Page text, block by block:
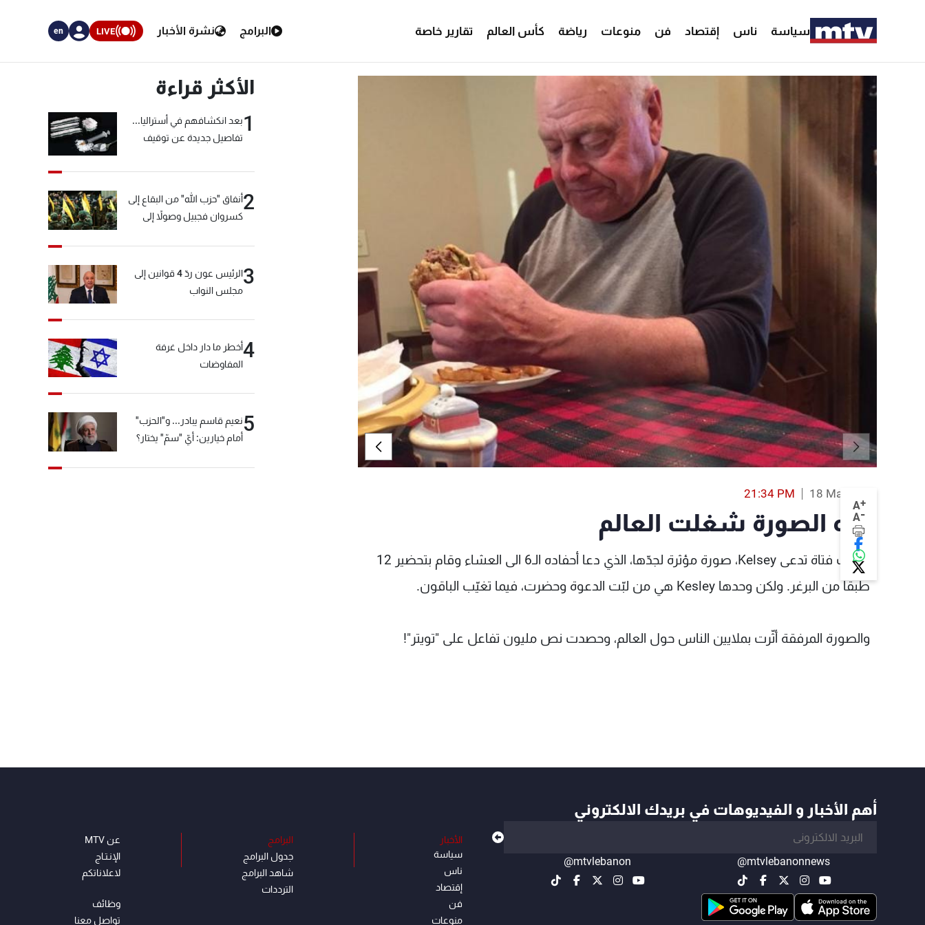
سياسة ناس إقتصاد فن منوعات رياضة كأس العالم تقارير خاصة البرامج نشرة الأخبار LIVE
en
A+
A-
18 Mar 2016
21:34 PM
هذه الصورة شغلت العالم
نشرت فتاة تدعى Kelsey، صورة مؤثرة لجدّها، الذي دعا أحفاده الـ6 الى العشاء وقام بتحضير 12
طبقاً من البرغر. ولكن وحدها Kesley هي من لبّت الدعوة وحضرت، فيما تغيّب الباقون.
والصورة المرفقة أثّرت بملايين الناس حول العالم، وحصدت نص مليون تفاعل على "تويتر"!
الأكثر قراءة
1بعد انكشافهم في أستراليا...
تفاصيل جديدة عن توقيف
2أنفاق "حزب الله" من البقاع إلى
كسروان فجبيل وصولاً إلى
3
الرئيس عون ردّ 4 قوانين إلى
مجلس النواب
4أخطر ما دار داخل غرفة
المفاوضات
5نعيم قاسم يبادر... و"الحزب"
أمام خيارين: أيّ "سمّ" يختار؟
أهم الأخبار و الفيديوهات في بريدك الالكتروني
@mtvlebanonnews
@mtvlebanon
الأخبار
سياسة
ناس
إقتصاد
فن
منوعات
البرامج
جدول البرامج
شاهد البرامج
الترددات
عن MTV
الإنـتـاج
لاعلاناتكم
وظائف
تواصل معنا